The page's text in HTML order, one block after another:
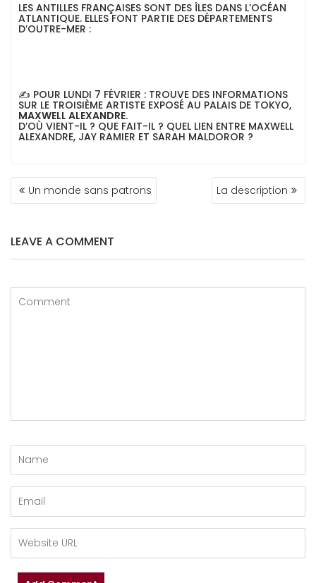
LES ANTILLES FRANÇAISES SONT DES ÎLES DANS L’OCÉAN
ATLANTIQUE. ELLES FONT PARTIE DES DÉPARTEMENTS
D’OUTRE-MER :
✍ POUR LUNDI 7 FÉVRIER : TROUVE DES INFORMATIONS
SUR LE TROISIÈME ARTISTE EXPOSÉ AU PALAIS DE TOKYO,
MAXWELL ALEXANDRE.
D’OÙ VIENT-IL ? QUE FAIT-IL ? QUEL LIEN ENTRE MAXWELL
ALEXANDRE, JAY RAMIER ET SARAH MALDOROR ?
NAVIGATION
DEUn monde sans patrons La description
LEAVE A COMMENT